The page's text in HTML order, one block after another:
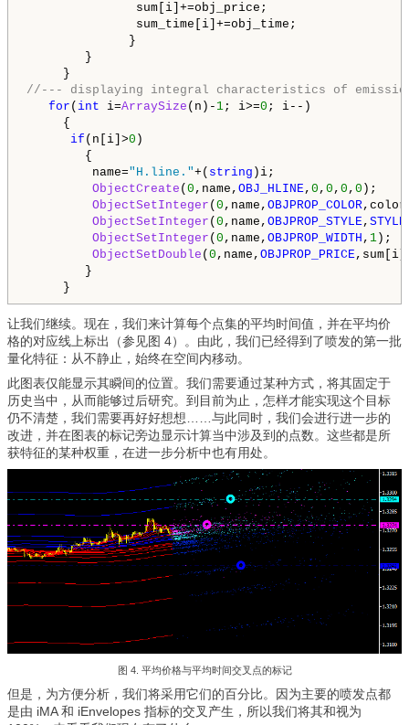
sum[i]+=obj_price;
sum_time[i]+=obj_time;
}
}
//--- displaying integral characteristics of
for ( int i=ArraySize (n)- 1; i>=0 ; i--)
{
if (n[i]>0 )
{
name="H.line."+( string )i;
ObjectCreate ( 0 ,name, OBJ_HLINE, 0 , 0 , 0 , 0 );
ObjectSetInteger ( 0 ,name, OBJPROP_COLOR
ObjectSetInteger ( 0 ,name, OBJPROP_STYLE,
ObjectSetInteger ( 0 ,name, OBJPROP_WIDTH , 1 );
ObjectSetDouble ( 0 ,name, OBJPROP_PRICE
}
}
让我们继续。现在，我们来计算每个点集的平均时间值，并在平均价
格的对应线上标出（参见图 4）。由此，我们已经得到了喷发的第一批
量化特征：从不静止，始终在空间内移动。
此图表仅能显示其瞬间的位置。我们需要通过某种方式，将其固定于
历史当中，从而能够过后研究。到目前为止，怎样才能实现这个目标
仍不清楚，我们需要再好好想想……与此同时，我们会进行进一步的
改进，并在图表的标记旁边显示计算当中涉及到的点数。这些都是所
获特征的某种权重，在进一步分析中也有用处。
图 4. 平均价格与平均时间交叉点的标记
但是，为方便分析，我们将采用它们的百分比。因为主要的喷发点都
是由 iMA 和 iEnvelopes 指标的交叉产生，所以我们将其和视为